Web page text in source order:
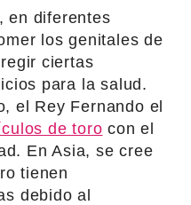
en diferentes
los genitales de
ciertas
para la salud.
el Rey Fernando el
de toro con el
En Asia, se cree
tienen
debido al